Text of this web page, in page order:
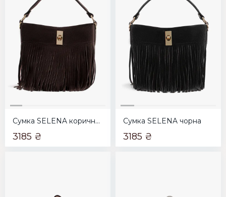
Сумка SELENA коричнева
3185 ₴
Сумка SELENA чорна
3185 ₴